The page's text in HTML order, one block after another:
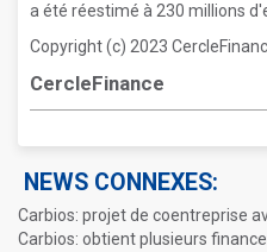
a été réestimé à 230 millions
Copyright (c) 2023
CercleFinance
NEWS CONNEXES:
Carbios: projet de coentreprise
Carbios: obtient plusieurs